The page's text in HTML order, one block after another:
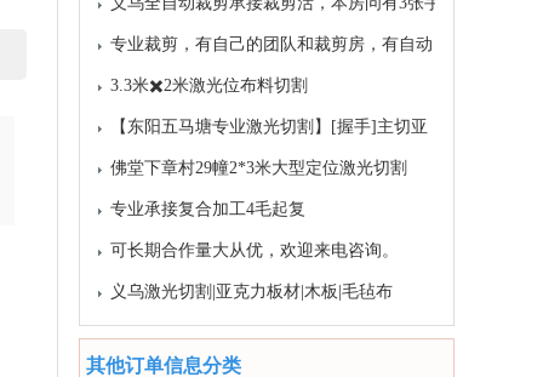
我们专业城接衣服，箱包，毛料，花片，玩
其他订单信息分类